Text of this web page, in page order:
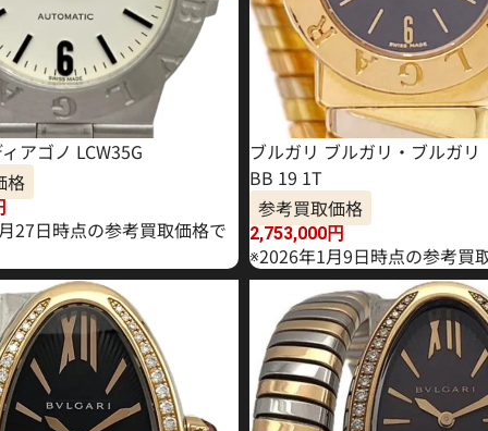
アゴノ LCW35G
格
27日時点の参考買取価格で
ブルガリ ブルガリ・ブルガリ
BB 19 1T
参考買取価格
2,753,000円
※2026年1月9日時点の参考買